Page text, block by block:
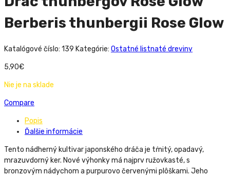
Berberis thunbergii Rose Glow
Katalógové číslo: 139 Kategórie: Ostatné listnaté dreviny
5,90€
Nie je na sklade
Compare
Popis
Ďalšie informácie
Tento nádherný kultivar japonského dráča je tŕnitý, opadavý,
mrazuvdorný ker. Nové výhonky má najprv ružovkasté, s
bronzovým nádychom a purpurovo červenými plôškami. Jeho